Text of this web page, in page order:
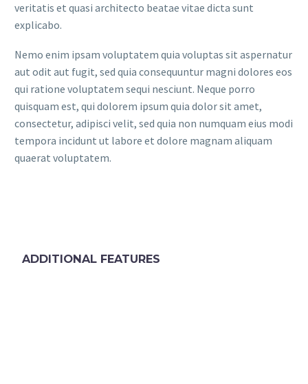
veritatis et quasi architecto beatae vitae dicta sunt
explicabo.
Nemo enim ipsam voluptatem quia voluptas sit aspernatur
aut odit aut fugit, sed quia consequuntur magni dolores eos
qui ratione voluptatem sequi nesciunt. Neque porro
quisquam est, qui dolorem ipsum quia dolor sit amet,
consectetur, adipisci velit, sed quia non numquam eius modi
tempora incidunt ut labore et dolore magnam aliquam
quaerat voluptatem.
ADDITIONAL FEATURES